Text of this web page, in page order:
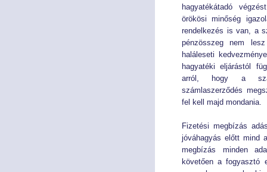
hagyatékátadó
örökösi minőség
rendelkezés is van, a
pénzösszeg nem
haláleseti
hagyatéki eljárástól
arról, hogy a
számlaszerződés
fel kell majd mondania.
Fizetési megbízás
jóváhagyás előtt mind
megbízás minden
követően a fogyasztó